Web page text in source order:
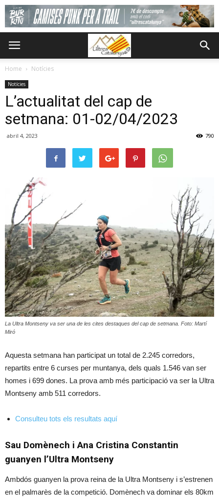
Home Notícies
Notícies
L’actualitat del cap de
setmana: 01-02/04/2023
abril 4, 2023 790
La Ultra Montseny va ser una de les cites destaques del cap de setmana. Foto: Martí
Miró
Aquesta setmana han participat un total de 2.245 corredors,
repartits entre 6 curses per muntanya, dels quals 1.546 van ser
homes i 699 dones. La prova amb més participació va ser la Ultra
Montseny amb 511 corredors.
Consulteu tots els resultats aquí
Sau Domènech i Ana Cristina Constantin
guanyen l’Ultra Montseny
Ambdós guanyen la prova reina de la Ultra Montseny i s’estrenen
en el palmarès de la competició. Domènech va dominar els 80km